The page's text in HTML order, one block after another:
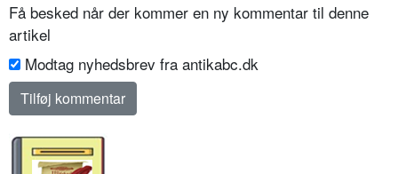
Få besked når der kommer en ny kommentar til denne
artikel
Modtag nyhedsbrev fra antikabc.dk